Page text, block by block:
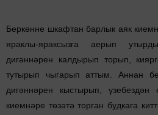
Беркөнне шкафтан барлык аяк
яраклы-яраксызга аерып
дигәннәрен калдырып торып,
тутырып чыгарып аттым. Аннан
дигәннәрен кыстырып, үзебездән
киемнәре төзәтә торган будкага